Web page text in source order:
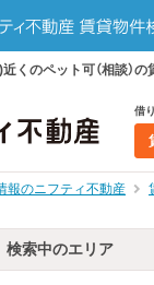
くのペット可（相談）
借
報のニフティ不動産
検索中のエリア